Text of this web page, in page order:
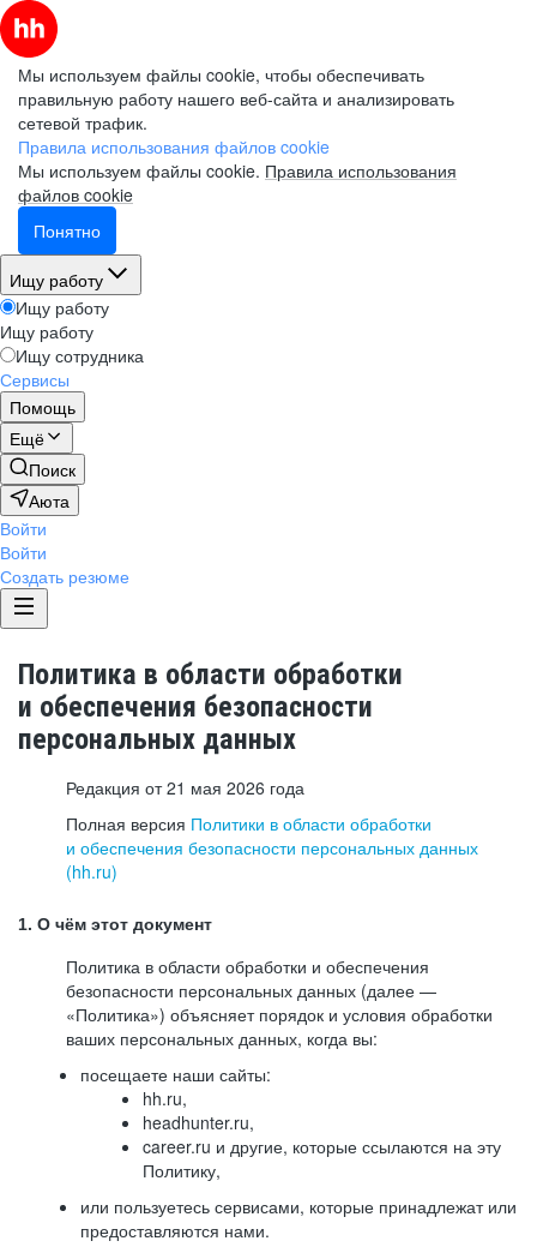
Мы используем файлы cookie, чтобы обеспечивать
правильную работу нашего веб-сайта и анализировать
сетевой трафик.
Правила использования файлов cookie
Мы используем файлы cookie. Правила использования
файлов cookie
Понятно
Ищу работу
Ищу работу
Ищу работу
Ищу сотрудника
Сервисы
Помощь
Ещё
Поиск
Аюта
Войти
Войти
Создать резюме
Политика в области обработки
и обеспечения безопасности
персональных данных
Редакция от 21 мая 2026 года
Полная версия Политики в области обработки
и обеспечения безопасности персональных данных
(hh.ru)
1. О чём этот документ
Политика в области обработки и обеспечения
безопасности персональных данных (далее —
«Политика») объясняет порядок и условия обработки
ваших персональных данных, когда вы:
посещаете наши сайты:
hh.ru,
headhunter.ru,
career.ru и другие, которые ссылаются на эту
Политику,
или пользуетесь сервисами, которые принадлежат или
предоставляются нами.